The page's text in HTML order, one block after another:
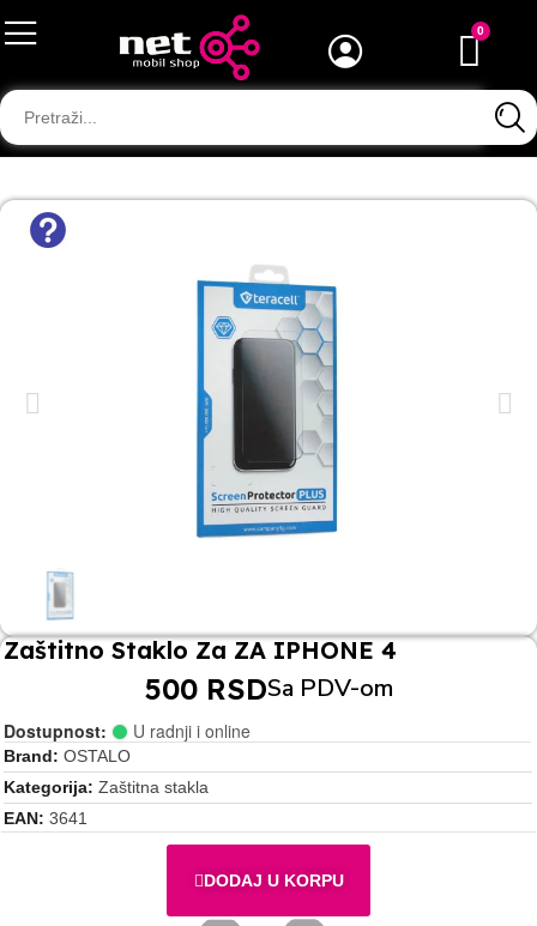
Zaštitno Staklo Za ZA IPHONE 4
500 RSDSa PDV-om
Dostupnost: U radnji i online
Brand
OSTALO
Kategorija Zaštitna stakla
EAN 3641
DODAJ U KORPU